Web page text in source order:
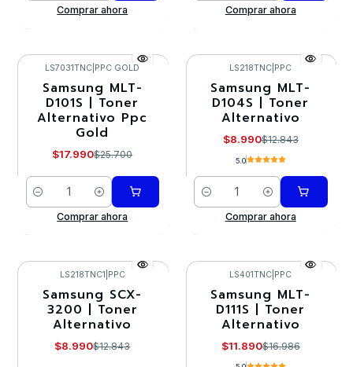
Comprar ahora
Comprar ahora
-30%
LS7031TNC PPC GOLD
Samsung MLT-
D101S | Toner
Alternativo Ppc
Gold
$17.990$25.700
Cantidad
Comprar ahora
-30%
LS218TNC PPC
Samsung MLT-
D104S | Toner
Alternativo
$8.990$12.843
5.0
Cantidad
Comprar ahora
-30%
Agotado
LS218TNC1 PPC
Samsung SCX-
3200 | Toner
Alternativo
$8.990$12.843
-30%
LS401TNC PPC
Samsung MLT-
D111S | Toner
Alternativo
$11.890$16.986